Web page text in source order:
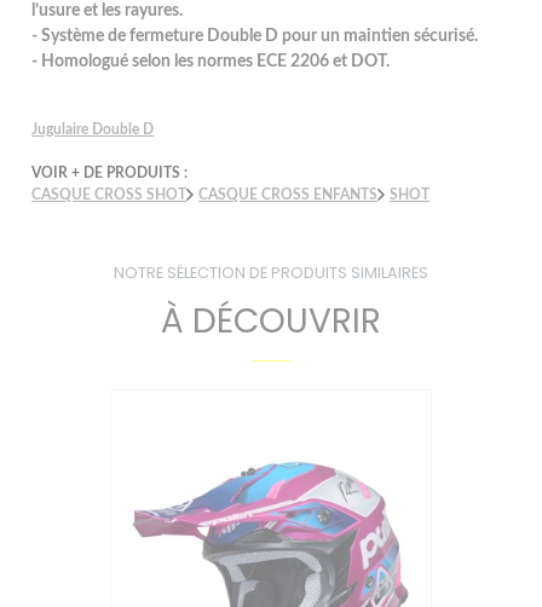
l’usure et les rayures.
- Système de fermeture Double D pour un maintien sécurisé.
- Homologué selon les normes ECE 2206 et DOT.
Jugulaire Double D
VOIR + DE PRODUITS :
CASQUE CROSS SHOT
CASQUE CROSS ENFANTS SHOT
NOTRE SÉLECTION DE PRODUITS SIMILAIRES
À DÉCOUVRIR